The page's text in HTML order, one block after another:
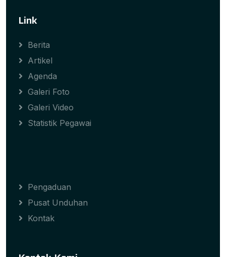
Link
Berita
Artikel
Agenda
Galeri Foto
Galeri Video
Statistik Pegawai
Pengaduan
Pusat Unduhan
Kontak